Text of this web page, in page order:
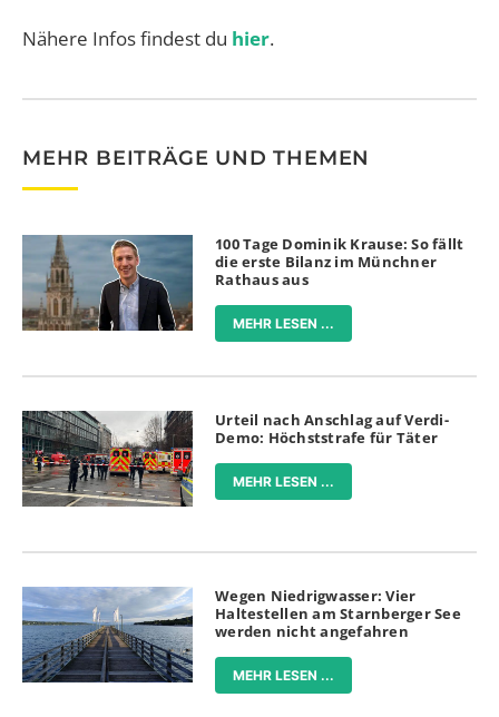
Nähere Infos findest du hier.
MEHR BEITRÄGE UND THEMEN
100 Tage Dominik Krause: So fällt
die erste Bilanz im Münchner
Rathaus aus
MEHR LESEN ...
Urteil nach Anschlag auf Verdi-
Demo: Höchststrafe für Täter
MEHR LESEN ...
Wegen Niedrigwasser: Vier
Haltestellen am Starnberger See
werden nicht angefahren
MEHR LESEN ...